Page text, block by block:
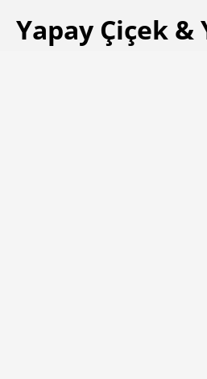
Yapay Çiçek &